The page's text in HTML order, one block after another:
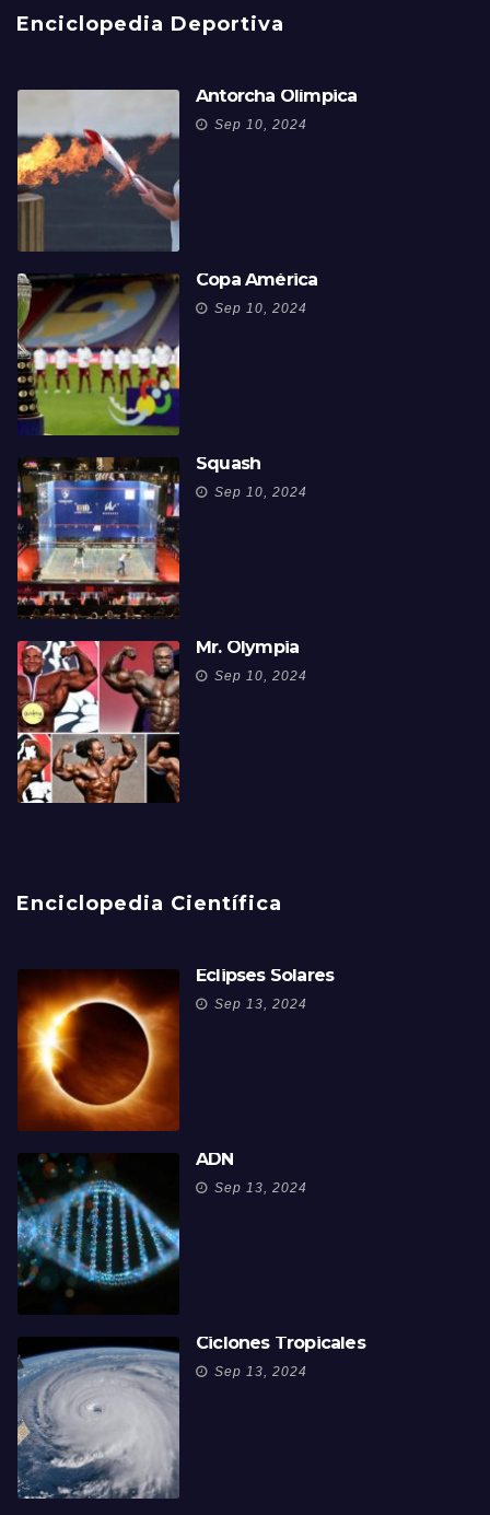
Enciclopedia Deportiva
Antorcha Olímpica
Sep 10, 2024
Copa América
Sep 10, 2024
Squash
Sep 10, 2024
Mr. Olympia
Sep 10, 2024
Enciclopedia Científica
Eclipses Solares
Sep 13, 2024
ADN
Sep 13, 2024
Ciclones Tropicales
Sep 13, 2024